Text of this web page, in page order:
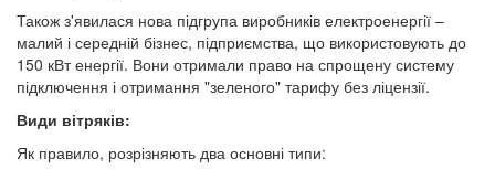
Також з'явилася нова підгрупа виробників електроенергії –
малий і середній бізнес, підприємства, що використовують до
150 кВт енергії. Вони отримали право на спрощену систему
підключення і отримання "зеленого" тарифу без ліцензії.
Види вітряків:
Як правило, розрізняють два основні типи: